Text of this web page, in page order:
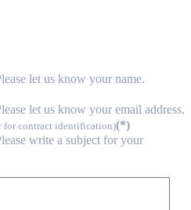
let us know your name.
let us know your email address.
for contract identification)(*)
write a subject for your